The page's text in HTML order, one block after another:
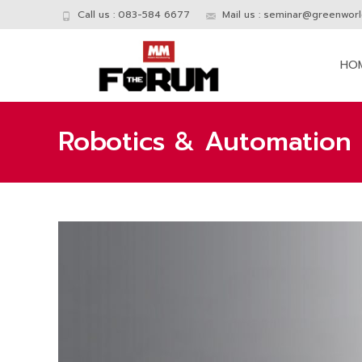
Call us : 083-584 6677 Mail us :
Robotics & Automation